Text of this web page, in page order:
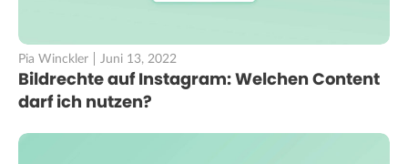
Pia Winckler Juni 13, 2022
Bildrechte auf Instagram: Welchen Content
darf ich nutzen?